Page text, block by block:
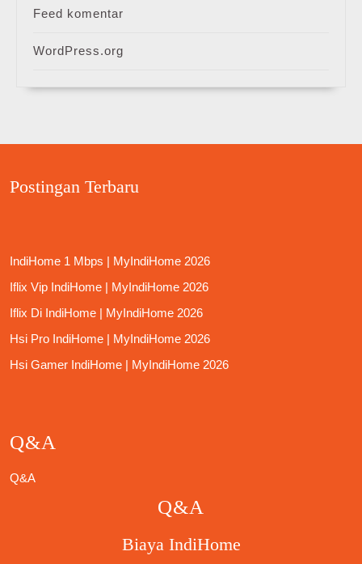
Feed komentar
WordPress.org
Postingan Terbaru
IndiHome 1 Mbps | MyIndiHome 2026
Iflix Vip IndiHome | MyIndiHome 2026
Iflix Di IndiHome | MyIndiHome 2026
Hsi Pro IndiHome | MyIndiHome 2026
Hsi Gamer IndiHome | MyIndiHome 2026
Q&A
Q&A
Q&A
Biaya IndiHome